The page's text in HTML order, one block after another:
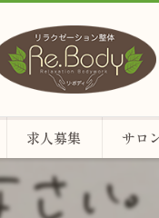
求人募集 サロ